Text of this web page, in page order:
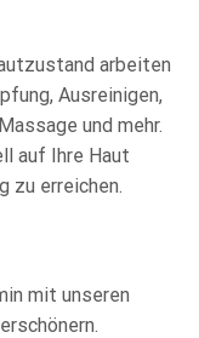
arbeiten
Ausreinigen,
und mehr.
auf Ihre Haut
zu erreichen.
mit unseren